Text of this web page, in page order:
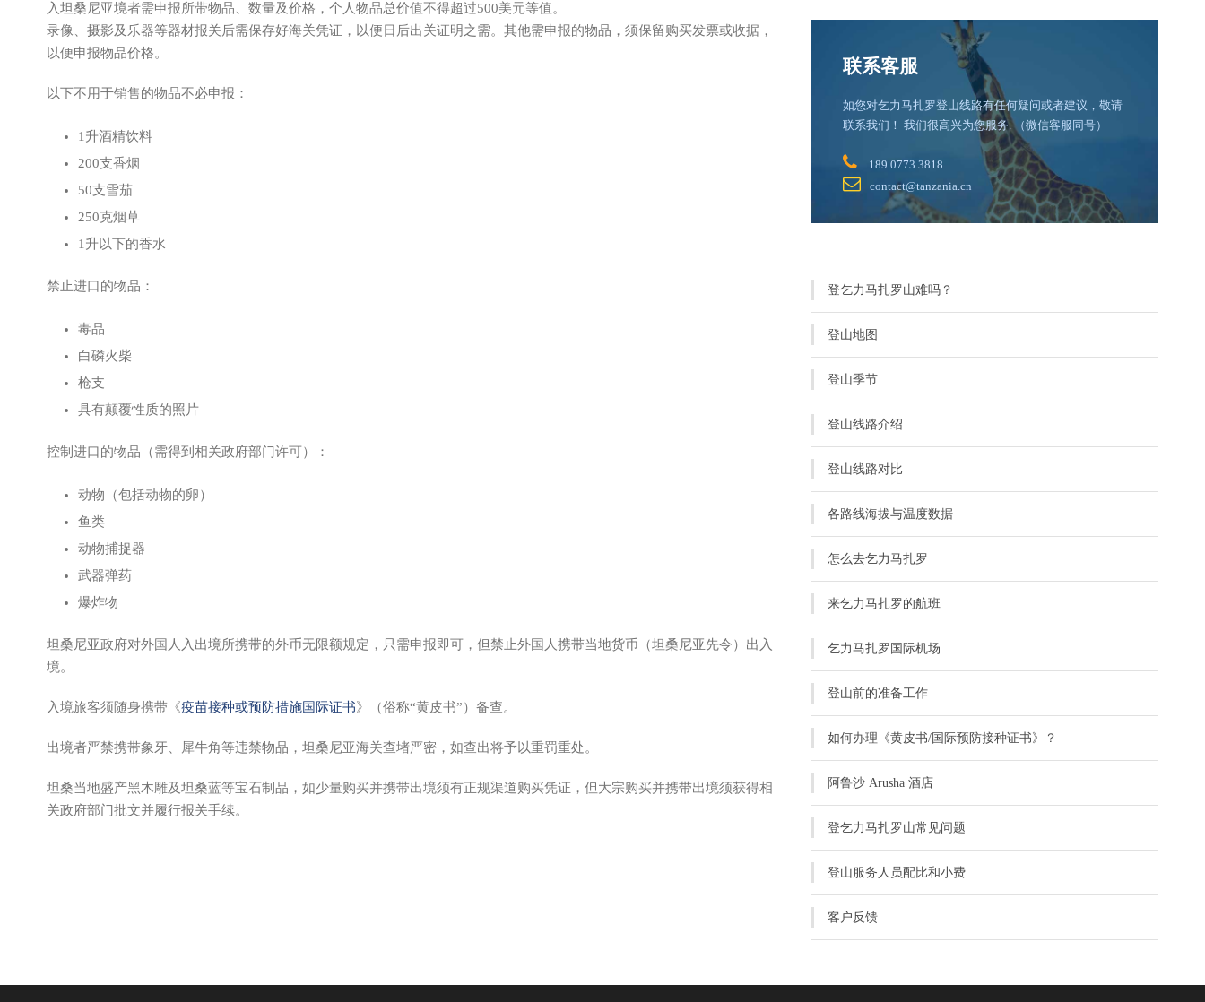
入坦桑尼亚境者需申报所带物品、数量及价格，个人物品总价值不得超过500美元等值。
录像、摄影及乐器等器材报关后需保存好海关凭证，以便日后出关证明之需。其他需申报的物品，须保留购买发票或收据，
以便申报物品价格。
以下不用于销售的物品不必申报：
1升酒精饮料
200支香烟
50支雪茄
250克烟草
1升以下的香水
禁止进口的物品：
毒品
白磷火柴
枪支
具有颠覆性质的照片
控制进口的物品（需得到相关政府部门许可）：
动物（包括动物的卵）
鱼类
动物捕捉器
武器弹药
爆炸物
坦桑尼亚政府对外国人入出境所携带的外币无限额规定，只需申报即可，但禁止外国人携带当地货币（坦桑尼亚先令）出入
境。
入境旅客须随身携带《疫苗接种或预防措施国际证书》（俗称“黄皮书”）备查。
出境者严禁携带象牙、犀牛角等违禁物品，坦桑尼亚海关查堵严密，如查出将予以重罚重处。
坦桑当地盛产黑木雕及坦桑蓝等宝石制品，如少量购买并携带出境须有正规渠道购买凭证，但大宗购买并携带出境须获得相
关政府部门批文并履行报关手续。
联系客服
如您对乞力马扎罗登山线路有任何疑问或者建议，敬请
联系我们！ 我们很高兴为您服务. （微信客服同号）
189 0773 3818
contact@tanzania.cn
登乞力马扎罗山难吗？
登山地图
登山季节
登山线路介绍
登山线路对比
各路线海拔与温度数据
怎么去乞力马扎罗
来乞力马扎罗的航班
乞力马扎罗国际机场
登山前的准备工作
如何办理《黄皮书/国际预防接种证书》？
阿鲁沙 Arusha 酒店
登乞力马扎罗山常见问题
登山服务人员配比和小费
客户反馈